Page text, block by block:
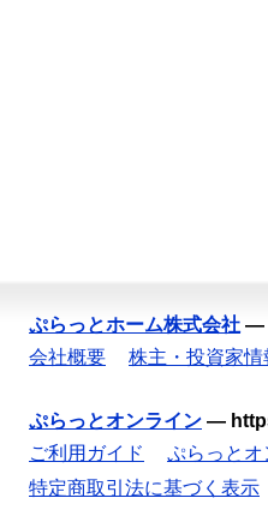
ぷらっとホーム株式会社 —
会社概要
株主・投資家情
ぷらっとオンライン —
ご利用ガイド
ぷらっとオ
特定商取引法に基づく表示